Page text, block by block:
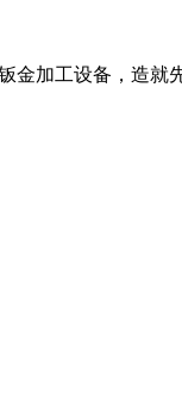
金加工设备，造就